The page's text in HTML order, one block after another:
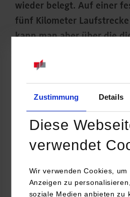
Zustimmung Details
Diese
verwendet
Wir verwenden Cookies, um
Anzeigen zu
soziale Medien anbieten zu
wieder belegt. Auf einer
fünf Kilometer
kann man aber über die
auch anderen helfen, wie
Weghorn,
der DHBW Stuttgart, zeigt.